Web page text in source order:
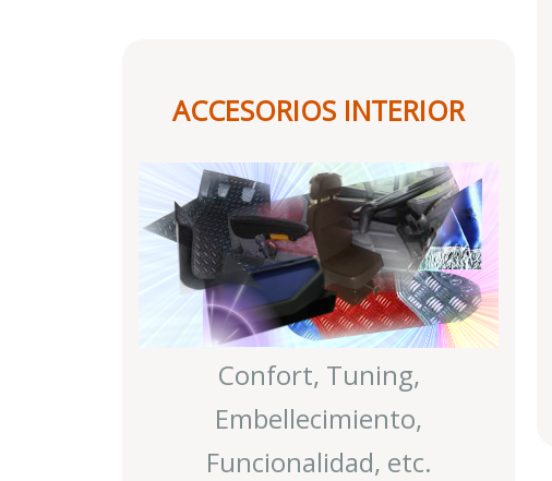
ACCESORIOS INTERIOR
Confort, Tuning,
Embellecimiento,
Funcionalidad, etc.